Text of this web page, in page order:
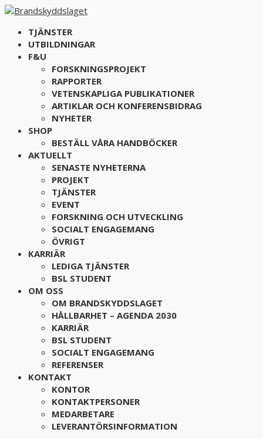
TJÄNSTER
UTBILDNINGAR
F&U
FORSKNINGSPROJEKT
RAPPORTER
VETENSKAPLIGA PUBLIKATIONER
ARTIKLAR OCH KONFERENSBIDRAG
NYHETER
SHOP
BESTÄLL VÅRA HANDBÖCKER
AKTUELLT
SENASTE NYHETERNA
PROJEKT
TJÄNSTER
EVENT
FORSKNING OCH UTVECKLING
SOCIALT ENGAGEMANG
ÖVRIGT
KARRIÄR
LEDIGA TJÄNSTER
BSL STUDENT
OM OSS
OM BRANDSKYDDSLAGET
HÅLLBARHET – AGENDA 2030
KARRIÄR
BSL STUDENT
SOCIALT ENGAGEMANG
REFERENSER
KONTAKT
KONTOR
KONTAKTPERSONER
MEDARBETARE
LEVERANTÖRSINFORMATION